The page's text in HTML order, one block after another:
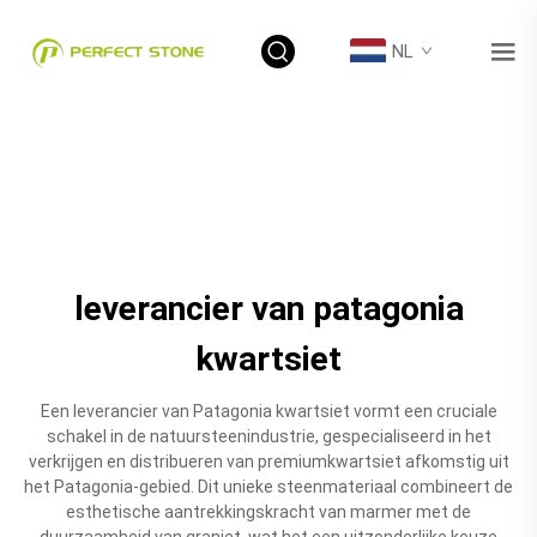
NL
leverancier van patagonia
kwartsiet
Een leverancier van Patagonia kwartsiet vormt een cruciale
schakel in de natuursteenindustrie, gespecialiseerd in het
verkrijgen en distribueren van premiumkwartsiet afkomstig uit
het Patagonia-gebied. Dit unieke steenmateriaal combineert de
esthetische aantrekkingskracht van marmer met de